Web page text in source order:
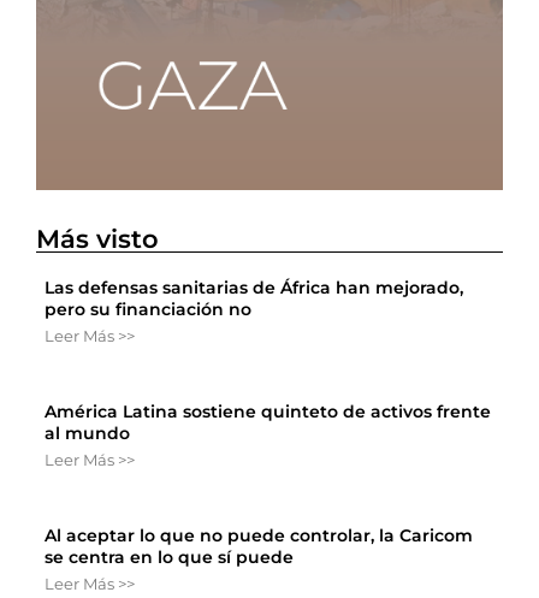
Más visto
Las defensas sanitarias de África han mejorado,
pero su financiación no
Leer Más >>
América Latina sostiene quinteto de activos frente
al mundo
Leer Más >>
Al aceptar lo que no puede controlar, la Caricom
se centra en lo que sí puede
Leer Más >>